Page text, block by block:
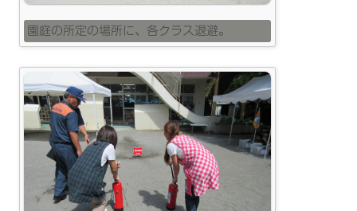
園庭の所定の場所に、各クラス退避。